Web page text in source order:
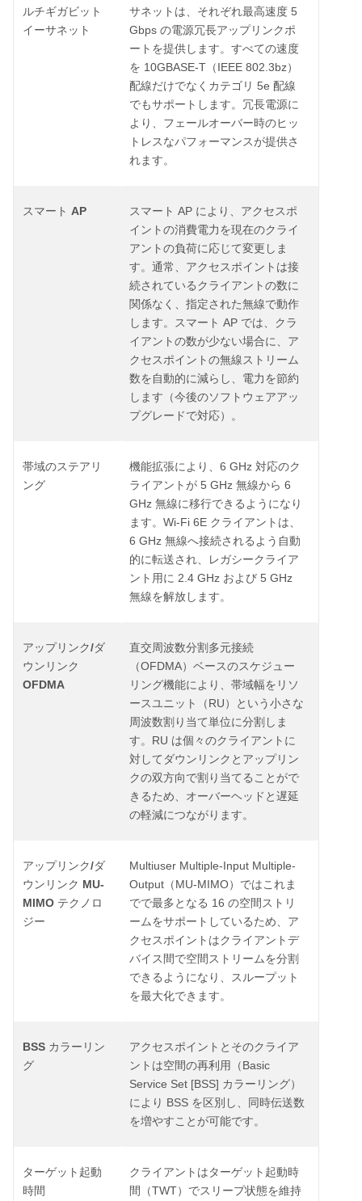
ルチギガビット
イーサネット
サネットは、それぞれ最高速度 5
Gbps の電源冗長アップリンクポ
ートを提供します。すべての速度
を 10GBASE-T （ IEEE 802.3bz）
配線だけでなくカテゴリ 5e 配線
でもサポートします。冗長電源に
より、フェールオーバー時のヒッ
トレスなパフォーマンスが提供さ
れます。
スマート AP スマート AP により、アクセスポ
イントの消費電力を現在のクライ
アントの負荷に応じて変更しま
す。通常、アクセスポイントは接
続されているクライアントの数に
関係なく、指定された無線で動作
します。スマート AP では、クラ
イアントの数が少ない場合に、ア
クセスポイントの無線ストリーム
数を自動的に減らし、電力を節約
します（今後のソフトウェアアッ
プグレードで対応）。
帯域のステアリ
ング
機能拡張により、 6 GHz 対応のク
ライアントが 5 GHz 無線から 6
GHz 無線に移行できるようになり
ます。 Wi-Fi 6E クライアントは、
6 GHz 無線へ接続されるよう自動
的に転送され、レガシークライア
ント用に 2.4 GHz および 5 GHz
無線を解放します。
アップリンク/ダ
ウンリンク
OFDMA
直交周波数分割多元接続
（OFDMA）ベースのスケジュー
リング機能により、帯域幅をリソ
ースユニット（ RU ）という小さな
周波数割り当て単位に分割しま
す。 RU は個々のクライアントに
対してダウンリンクとアップリン
クの双方向で割り当てることがで
きるため、オーバーヘッドと遅延
の軽減につながります。
アップリンク/ダ
ウンリンク MU-
MIMO テクノロ
ジー
Multiuser Multiple-Input Multiple-
Output （ MU-MIMO）ではこれま
でで最多となる 16 の空間ストリ
ームをサポートしているため、ア
クセスポイントはクライアントデ
バイス間で空間ストリームを分割
できるようになり、スループット
を最大化できます。
BSS カラーリン
グ
アクセスポイントとそのクライア
ントは空間の再利用（ Basic
Service Set [BSS] カラーリング）
により BSS を区別し、同時伝送数
を増やすことが可能です。
ターゲット起動
時間
クライアントはターゲット起動時
間（TWT）でスリープ状態を維持